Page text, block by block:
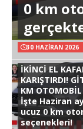
0 km
30 HAZIRAN 2026
İKİNCİ EL
KARIŞTIRDI!
KM
İşte Haziran
ucuz 0 km
seçenekleri!